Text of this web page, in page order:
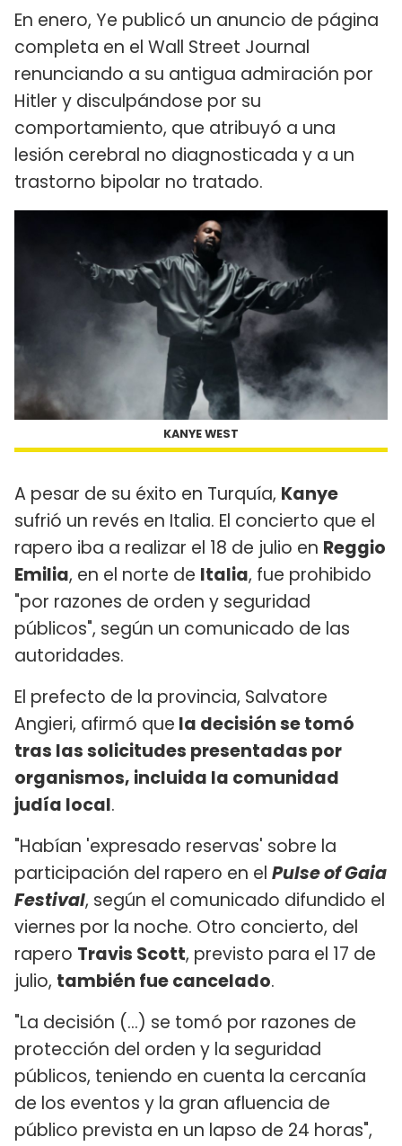
En enero, Ye publicó un anuncio de página
completa en el Wall Street Journal
renunciando a su antigua admiración por
Hitler y disculpándose por su
comportamiento, que atribuyó a una
lesión cerebral no diagnosticada y a un
trastorno bipolar no tratado.
KANYE WEST
A pesar de su éxito en Turquía, Kanye
sufrió un revés en Italia. El concierto que el
rapero iba a realizar el 18 de julio en Reggio
Emilia, en el norte de Italia, fue prohibido
"por razones de orden y seguridad
públicos", según un comunicado de las
autoridades.
El prefecto de la provincia, Salvatore
Angieri, afirmó que la decisión se tomó
tras las solicitudes presentadas por
organismos, incluida la comunidad
judía local.
"Habían 'expresado reservas' sobre la
participación del rapero en el Pulse of Gaia
Festival, según el comunicado difundido el
viernes por la noche. Otro concierto, del
rapero Travis Scott, previsto para el 17 de
julio, también fue cancelado.
"La decisión (...) se tomó por razones de
protección del orden y la seguridad
públicos, teniendo en cuenta la cercanía
de los eventos y la gran afluencia de
público prevista en un lapso de 24 horas",